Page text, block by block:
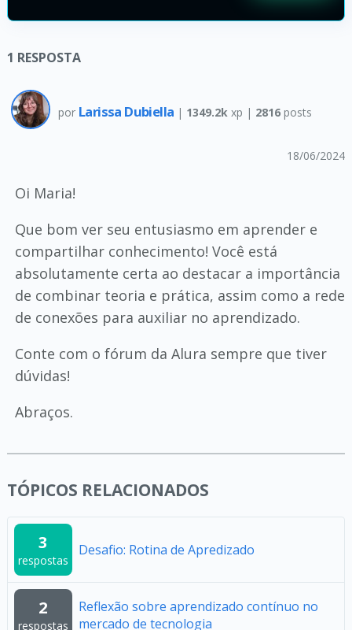
1 RESPOSTA
por Larissa Dubiella | 1349.2k xp | 2816posts
18/06/2024
Oi Maria!
Que bom ver seu entusiasmo em aprender e
compartilhar conhecimento! Você está
absolutamente certa ao destacar a importância
de combinar teoria e prática, assim como a rede
de conexões para auxiliar no aprendizado.
Conte com o fórum da Alura sempre que tiver
dúvidas!
Abraços.
TÓPICOS RELACIONADOS
3
respostas
Desafio: Rotina de Apredizado
2
respostas
Reflexão sobre aprendizado contínuo no
mercado de tecnologia